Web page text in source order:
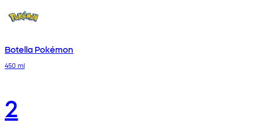
Botella Pokémon
450 ml
2